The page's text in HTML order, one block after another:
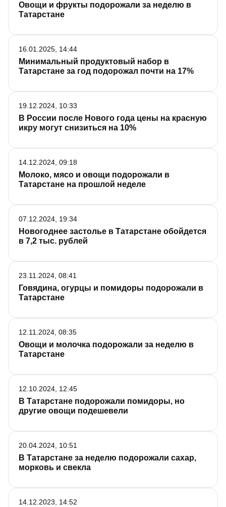
Овощи и фрукты подорожали за неделю в
Татарстане
Минимальный продуктовый набор в
Татарстане за год подорожал почти на 17%
16.01.2025, 14:44
В России после Нового года цены на красную
икру могут снизиться на 10%
19.12.2024, 10:33
Молоко, мясо и овощи подорожали в
Татарстане на прошлой неделе
14.12.2024, 09:18
Новогоднее застолье в Татарстане обойдется
в 7,2 тыс. рублей
07.12.2024, 19:34
Говядина, огурцы и помидоры подорожали в
Татарстане
23.11.2024, 08:41
Овощи и молочка подорожали за неделю в
Татарстане
12.11.2024, 08:35
В Татарстане подорожали помидоры, но
другие овощи подешевели
12.10.2024, 12:45
В Татарстане за неделю подорожали сахар,
морковь и свекла
20.04.2024, 10:51
14.12.2023, 14:52